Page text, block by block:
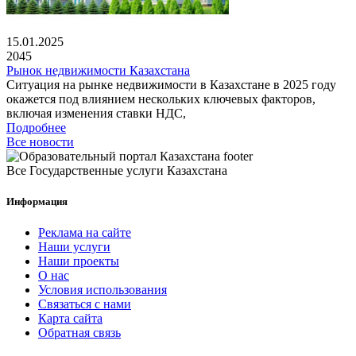
15.01.2025
2045
Рынок недвижимости Казахстана
Ситуация на рынке недвижимости в Казахстане в 2025 году
окажется под влиянием нескольких ключевых факторов,
включая изменения ставки НДС,
Подробнее
Все новости
Все Государственные услуги Казахстана
Информация
Реклама на сайте
Наши услуги
Наши проекты
О нас
Условия использования
Связаться с нами
Карта сайта
Обратная связь